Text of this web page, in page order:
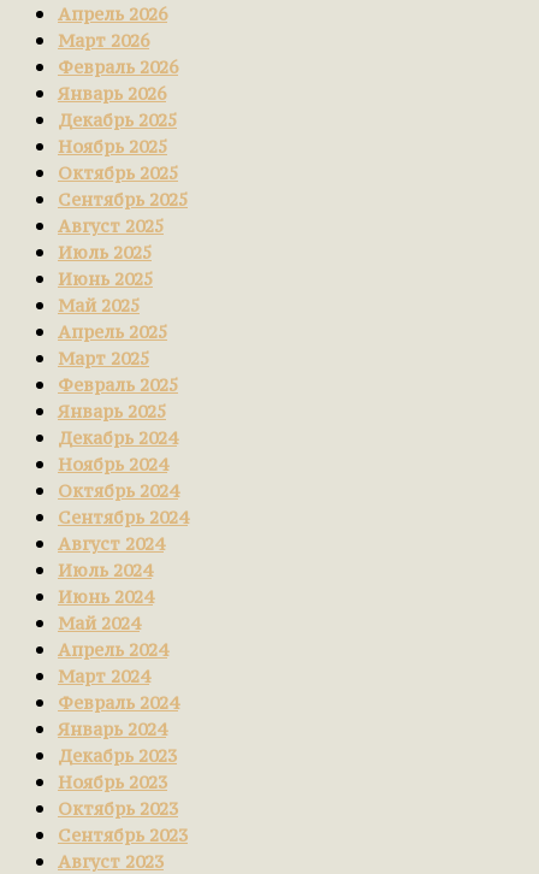
Апрель 2026
Март 2026
Февраль 2026
Январь 2026
Декабрь 2025
Ноябрь 2025
Октябрь 2025
Сентябрь 2025
Август 2025
Июль 2025
Июнь 2025
Май 2025
Апрель 2025
Март 2025
Февраль 2025
Январь 2025
Декабрь 2024
Ноябрь 2024
Октябрь 2024
Сентябрь 2024
Август 2024
Июль 2024
Июнь 2024
Май 2024
Апрель 2024
Март 2024
Февраль 2024
Январь 2024
Декабрь 2023
Ноябрь 2023
Октябрь 2023
Сентябрь 2023
Август 2023